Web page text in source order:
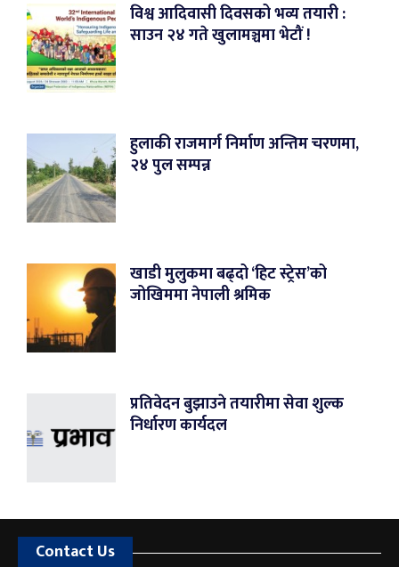
विश्व आदिवासी दिवसको भव्य तयारी :
साउन २४ गते खुलामञ्चमा भेटौं !
हुलाकी राजमार्ग निर्माण अन्तिम चरणमा,
२४ पुल सम्पन्न
खाडी मुलुकमा बढ्दो ‘हिट स्ट्रेस’को
जोखिममा नेपाली श्रमिक
प्रतिवेदन बुझाउने तयारीमा सेवा शुल्क
निर्धारण कार्यदल
Contact Us